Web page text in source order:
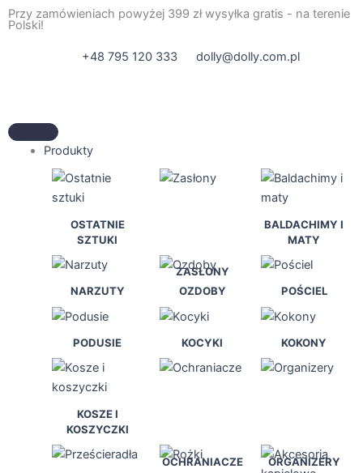
Przejdź
do
Przy zamówieniach powyżej 399 zł wysyłka gratis - na terenie
Polski!
+48 795 120 333 dolly@dolly.com.pl
Produkty
OSTATNIE
SZTUKI
ZASŁONY
BALDACHIMY I
MATY
NARZUTY OZDOBY POŚCIEL
PODUSIE KOCYKI KOKONY
KOSZE I
KOSZYCZKI
OCHRANIACZE ORGANIZERY